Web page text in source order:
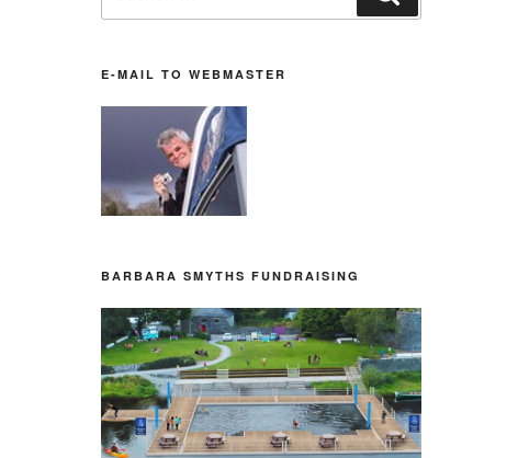
E-MAIL TO WEBMASTER
BARBARA SMYTHS FUNDRAISING